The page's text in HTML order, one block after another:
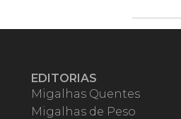
EDITORIAS
Migalhas Quentes
Migalhas de Peso